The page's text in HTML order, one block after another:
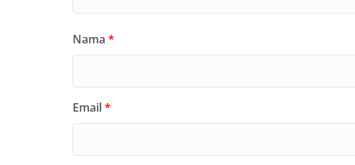
Nama *
Email*